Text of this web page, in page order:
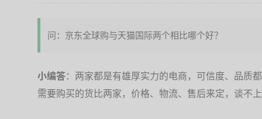
问：京东全球购与天猫国际两个相比哪个好？
小编答：两家都是有雄厚实力的电商，可信度、品质
需要购买的货比两家，价格、物流、售后来定，谈不